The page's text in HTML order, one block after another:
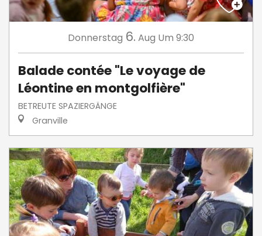
Donnerstag 6. Aug Um 9:30
Balade contée "Le voyage de
Léontine en montgolfière"
BETREUTE SPAZIERGÄNGE
Granville